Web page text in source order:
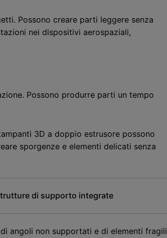
Possono creare parti leggere senza
nei dispositivi aerospaziali,
Possono produrre parti un tempo
3D a doppio estrusore possono
sporgenze e elementi delicati senza
di supporto integrate
angoli non supportati e di elementi fragili